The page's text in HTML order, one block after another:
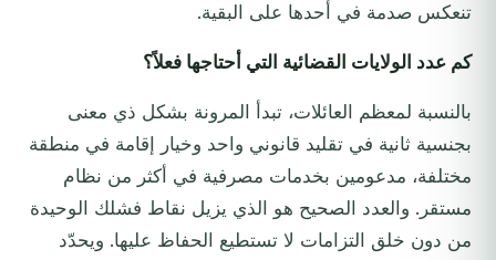
تنعكس صدمة في أحدها على البقية.
كم عدد الولايات القضائية التي أحتاجها فعلاً؟
بالنسبة لمعظم العائلات، تبدأ المرونة بشكل ذي معنى
بجنسية ثانية في تقليد قانوني واحد وخيار إقامة في منطقة
مختلفة، مدعومين بخدمات مصرفية في أكثر من نظام
مستقر. والعدد الصحيح هو الذي يزيل نقاط فشلك الوحيدة
من دون خلق التزامات لا تستطيع الحفاظ عليها. ويحدّد